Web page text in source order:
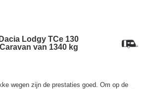
Dacia Lodgy TCe 130
Caravan van 1340 kg
wegen zijn de prestaties goed. Om op de